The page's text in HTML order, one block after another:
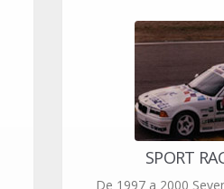
SPORT
De 1997 a 2000